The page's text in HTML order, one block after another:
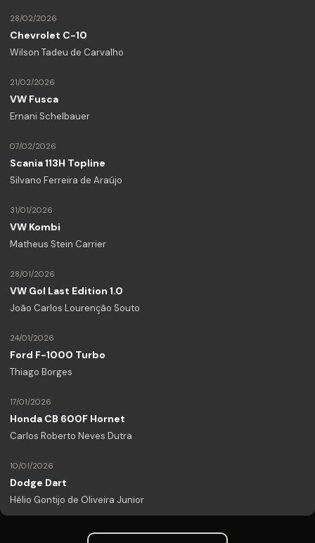
28/02/2026
Chevrolet C-10
Wilson Tadeu de Carvalho
21/02/2026
VW Fusca
Ernani Schelbauer
07/02/2026
Scania 113H Topline
Silvano Ferreira de Araújo
31/01/2026
VW Kombi
Matheus Stein Carrier
28/01/2026
VW Gol Last Edition 1.0
João Carlos Lourenção Souto
24/01/2026
Ford F-1000 Turbo
Thiago Borges
17/01/2026
Honda CB 600F Hornet
Carlos Roberto Neves Dutra
10/01/2026
Dodge Dart
Hélio Gontijo de Oliveira Junior